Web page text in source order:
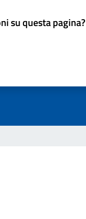
su questa pagina?